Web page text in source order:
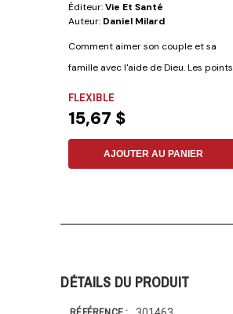
Éditeur:Vie Et Santé
Auteur: Daniel Milard
Comment aimer son couple et sa
famille avec l'aide de Dieu. Les points
FLEXIBLE
15,67 $
AJOUTER AU PANIER
DÉTAILS DU PRODUIT